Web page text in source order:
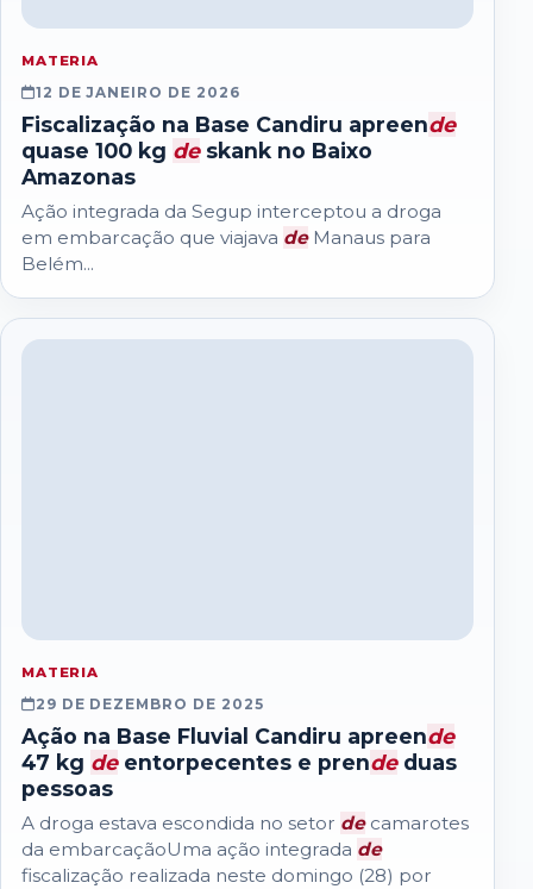
MATERIA
12 DE JANEIRO DE 2026
Fiscalização na Base Candiru apreende
quase 100 kg deskank no Baixo
Amazonas
Ação integrada da Segup interceptou a droga
em embarcação que viajava deManaus para
Belém...
MATERIA
29 DE DEZEMBRO DE 2025
Ação na Base Fluvial Candiru apreende
47 kg deentorpecentes e prendeduas
pessoas
A droga estava escondida no setor decamarotes
da embarcaçãoUma ação integrada de
fiscalização realizada neste domingo (28) por